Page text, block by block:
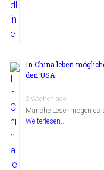
In China leben
den USA
2 Wochen ago
Manche Leser mögen
Weiterlesen...